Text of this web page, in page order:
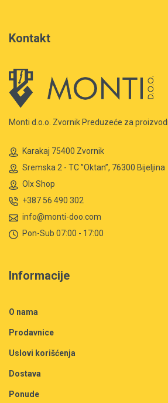
Kontakt
Monti d.o.o. Zvornik Preduzeće za
Karakaj 75400 Zvornik
Sremska 2 - TC ”Oktan”, 76300 Bijeljina
Olx Shop
+387 56 490 302
info@monti-doo.com
Pon-Sub 07:00 - 17:00
Informacije
O nama
Prodavnice
Uslovi korišćenja
Dostava
Ponude